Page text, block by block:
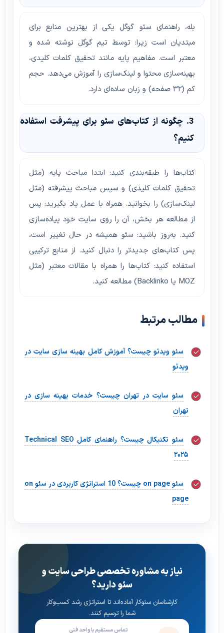
بله، راهنمای سئو گوگل یکی از بهترین منابع برای
مبتدیان است زیرا: توسط تیم گوگل نوشته شده و
معتبر است. مفاهیم پایه مانند تحقیق کلمات کلیدی،
بهینه‌سازی محتوا و لینک‌سازی را آموزش می‌دهد. حجم
کم (۳۲ صفحه) و زبان ساده‌ای دارد.
3. چگونه از کتاب‌های سئو برای پیشرفت استفاده
کنیم؟
کتاب‌ها را طبقه‌بندی کنید: ابتدا مباحث پایه (مثل
تحقیق کلمات کلیدی) و سپس مباحث پیشرفته (مثل
لینک‌سازی) را بخوانید. همراه با عمل یاد بگیرید: پس
از مطالعه هر بخش، آن را روی سایت خود پیاده‌سازی
کنید. به‌روز باشید: سئو همیشه در حال تغییر است،
پس کتاب‌های جدیدتر را دنبال کنید. از منابع ترکیبی
استفاده کنید: کتاب‌ها را همراه با مقالات معتبر (مثل
MOZ یا Backlinko) مطالعه کنید.
مطالب مرتبط
سئو ویدئو چیست؟ آموزش کامل بهینه سازی سایت در
ویدئو
سئو سایت در تهران چیست؟ خدمات بهینه سازی در
تهران
سئو تکنیکال چیست؟ راهنمای کامل Technical SEO
۲۰۲۵
سئو on page چیست؟ 10 استراتژی کاربردی در سئو on
page
نیاز به مشاوره تخصصی طراحی سایت و
سئو دارید؟
کارشناسان سئوکار آماده‌اند تا استراتژی رشد کسب‌وکار
شما را ترسیم کنند.
تماس مستقیم با واحد فنی